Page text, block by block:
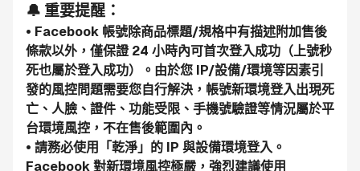
🔔 重要提醒：
• Facebook 帳號除商品標題/規格中有描述附加售後
條款以外，僅保證 24 小時內可首次登入成功（上號秒
死也屬於登入成功）。由於您 IP/設備/環境等因素引
發的風控問題需要您自行解決，帳號新環境登入出現死
亡、人臉、證件、功能受限、手機號驗證等情況屬於平
台環境風控，不在售後範圍內。
• 請務必使用「乾淨」的 IP 與設備環境登入。
Facebook 對新環境風控極嚴，強烈建議使用